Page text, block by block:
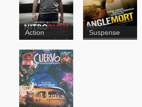
Nitro
Action Suspense